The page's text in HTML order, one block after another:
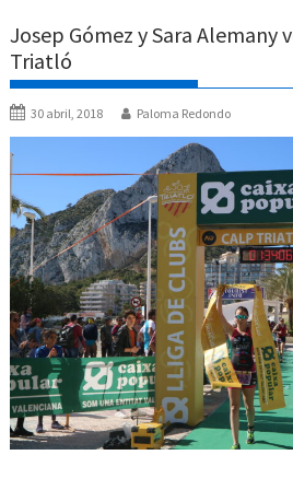
Josep Gómez y Sara Alemany
Triatló
30 abril, 2018 Paloma Redondo